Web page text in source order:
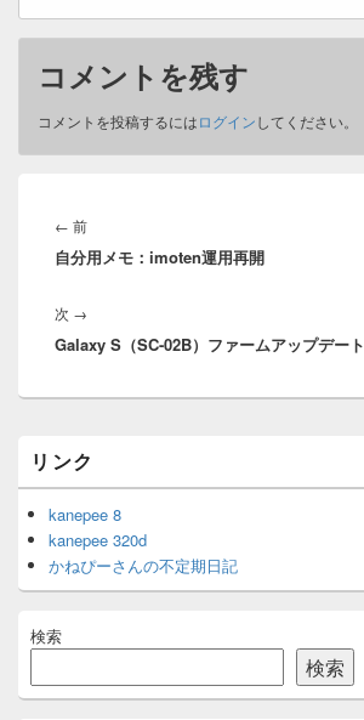
コメントを残す
コメントを投稿するにはログインしてください。
稿
ナ
ゲ
ー
シ
← 前前
の
自分用メモ：imoten運用再開
次 →
の
稿:
Galaxy S（SC-02B）ファームアップデート
ン
サ
イ
バ
ー
ィ
ェ
ッ
リンク
kanepee 8
kanepee 320d
かねぴーさんの不定期日記
検索
検索